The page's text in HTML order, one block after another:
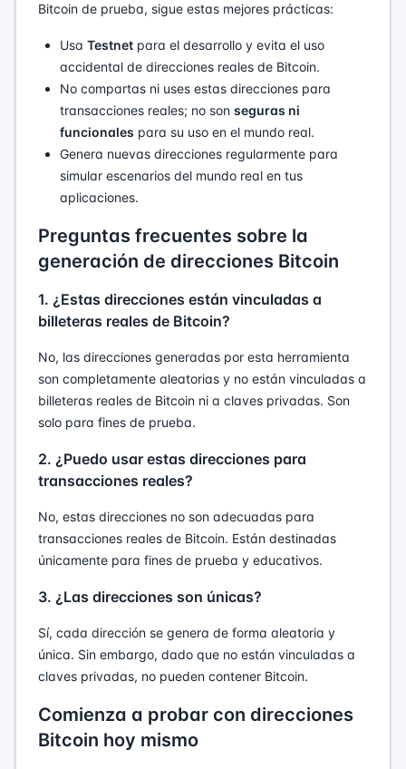
Bitcoin de prueba, sigue estas mejores prácticas:
Usa Testnet para el desarrollo y evita el uso
accidental de direcciones reales de Bitcoin.
No compartas ni uses estas direcciones para
transacciones reales; no son seguras ni
funcionales para su uso en el mundo real.
Genera nuevas direcciones regularmente para
simular escenarios del mundo real en tus
aplicaciones.
Preguntas frecuentes sobre la
generación de direcciones Bitcoin
1. ¿Estas direcciones están vinculadas a
billeteras reales de Bitcoin?
No, las direcciones generadas por esta herramienta
son completamente aleatorias y no están vinculadas a
billeteras reales de Bitcoin ni a claves privadas. Son
solo para fines de prueba.
2. ¿Puedo usar estas direcciones para
transacciones reales?
No, estas direcciones no son adecuadas para
transacciones reales de Bitcoin. Están destinadas
únicamente para fines de prueba y educativos.
3. ¿Las direcciones son únicas?
Sí, cada dirección se genera de forma aleatoria y
única. Sin embargo, dado que no están vinculadas a
claves privadas, no pueden contener Bitcoin.
Comienza a probar con direcciones
Bitcoin hoy mismo